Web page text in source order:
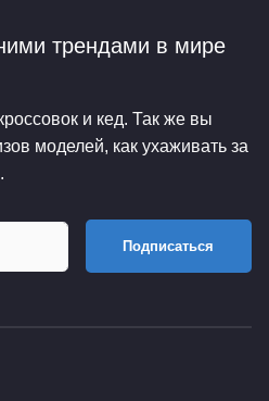
трендами в мире
и кед. Так же вы
моделей, как ухаживать за
Подписаться